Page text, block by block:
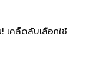
คล็ดลับเลือกใช้